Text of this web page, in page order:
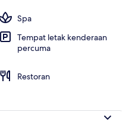
Spa
Tempat letak kenderaan
percuma
Restoran